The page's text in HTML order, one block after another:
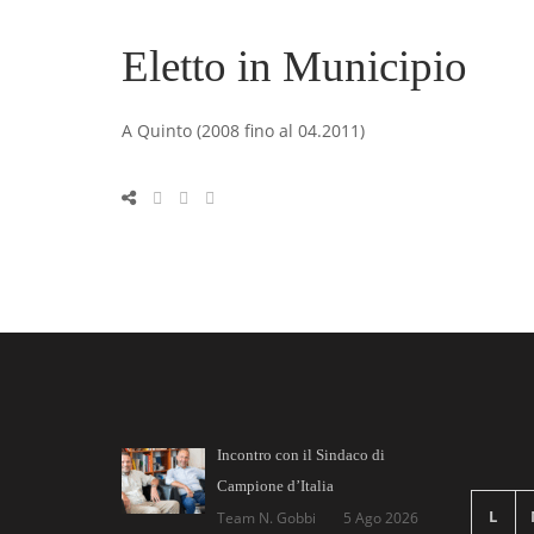
Eletto in Municipio
A Quinto (2008 fino al 04.2011)
Incontro con il Sindaco di
Campione d’Italia
Team N. Gobbi 5 Ago 2026 L